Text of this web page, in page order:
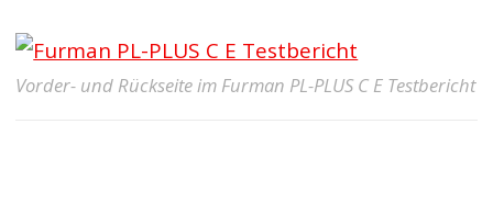
Vorder- und Rückseite im Furman PL-PLUS C E Testbericht